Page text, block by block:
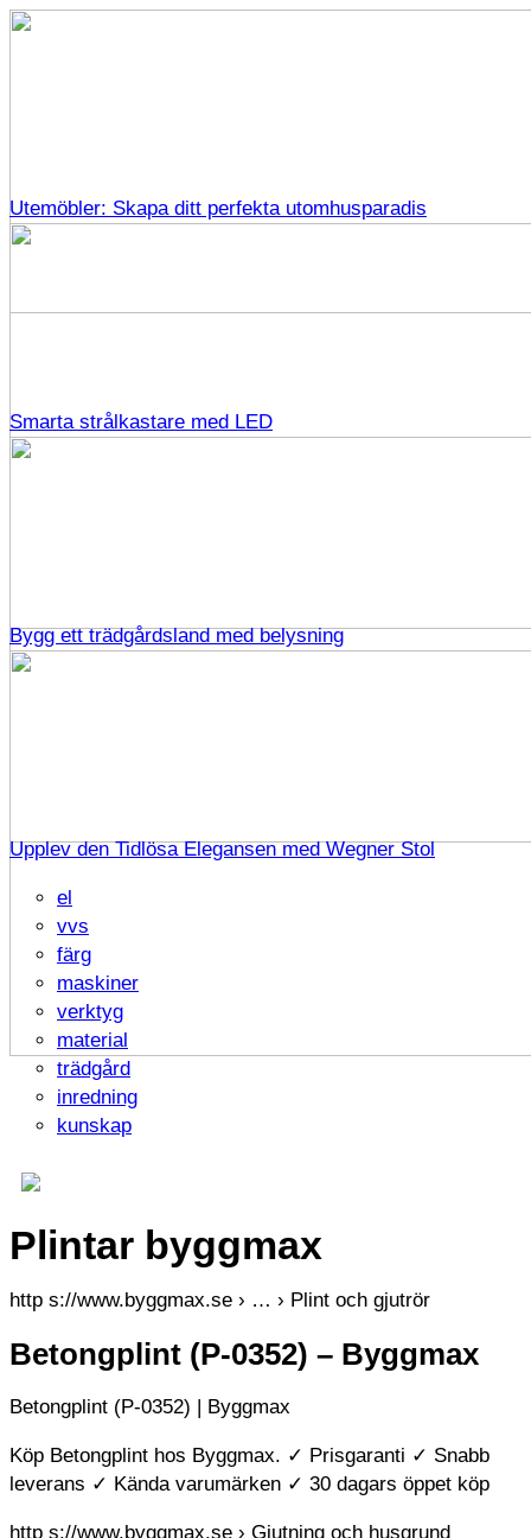
Utemöbler: Skapa ditt perfekta utomhusparadis
Smarta strålkastare med LED
Bygg ett trädgårdsland med belysning
Upplev den Tidlösa Elegansen med Wegner Stol
el
vvs
färg
maskiner
verktyg
material
trädgård
inredning
kunskap
Plintar byggmax
http s://www.byggmax.se › … › Plint och gjutrör
Betongplint (P-0352) – Byggmax
Betongplint (P-0352) | Byggmax
Köp Betongplint hos Byggmax. ✓ Prisgaranti ✓ Snabb
leverans ✓ Kända varumärken ✓ 30 dagars öppet köp
http s://www.byggmax.se › Gjutning och husgrund